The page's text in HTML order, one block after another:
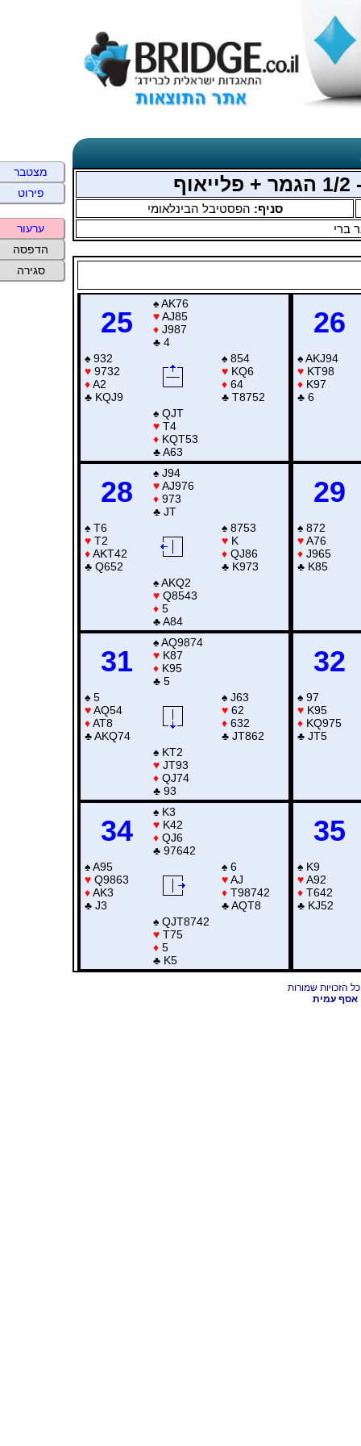
סניף: הפסטיבל הבינלאומי
ברי
25
♠AK76
♥AJ85
♦ J987
♣ 4
♠ 932
♥ 9732
♦A2
♣ KQJ9
♠ 854
♥ KQ6
♦ 64
♣ T8752
♠ QJT
♥ T4
♦ KQT53
♣A63
26
♠AKJ94
♥ KT98
♦ K97
♣ 6
28
♠ J94
♥AJ976
♦ 973
♣ JT
♠ T6
♥ T2
♦AKT42
♣ Q652
♠ 8753
♥ K
♦ QJ86
♣ K973
♠AKQ2
♥ Q8543
♦ 5
♣A84
29
♠ 872
♥A76
♦ J965
♣ K85
31
♠AQ9874
♥ K87
♦ K95
♣ 5
♠ 5
♥AQ54
♦AT8
♣AKQ74
♠ J63
♥ 62
♦ 632
♣ JT862
♠ KT2
♥ JT93
♦ QJ74
♣ 93
32
♠ 97
♥ K95
♦ KQ975
♣ JT5
34
♠ K3
♥ K42
♦ QJ6
♣ 97642
♠A95
♥ Q9863
♦AK3
♣ J3
♠ 6
♥AJ
♦ T98742
♣AQT8
♠ QJT8742
♥ T75
♦ 5
♣ K5
35
♠ K9
♥A92
♦ T642
♣ KJ52
אסף עמית
מצטבר
פירוט
ערעור
הדפסה
סגירה